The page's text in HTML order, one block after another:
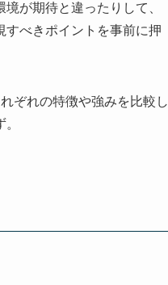
が期待と違ったりして、
すべきポイントを事前に押
ぞれの特徴や強みを比較し